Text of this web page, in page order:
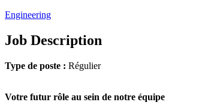
Engineering
Job Description
Type de poste : Régulier
Votre futur rôle au sein de notre équipe